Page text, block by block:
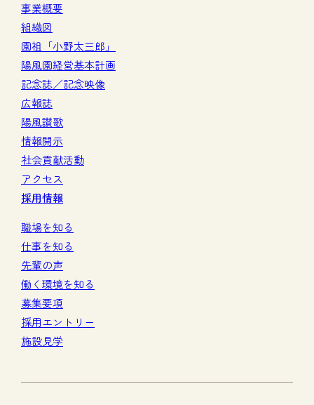
事業概要
組織図
園祖「小野太三郎」
陽風園経営基本計画
記念誌／記念映像
広報誌
陽風讃歌
情報開示
社会貢献活動
アクセス
採用情報
職場を知る
仕事を知る
先輩の声
働く環境を知る
募集要項
採用エントリー
施設見学